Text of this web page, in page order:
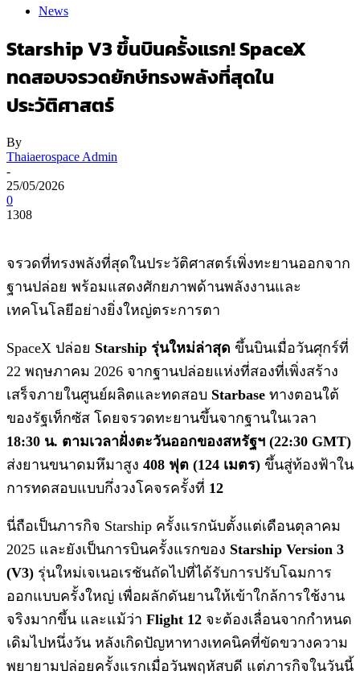
News
Starship V3 ขึ้นบินครั้งแรก! SpaceX
ทดสอบจรวดยักษ์ทรงพลังที่สุดใน
ประวัติศาสตร์
By
Thaiaerospace Admin
-
25/05/2026
0
1308
จรวดที่ทรงพลังที่สุดในประวัติศาสตร์เพิ่งทะยานออกจาก
ฐานปล่อย พร้อมแสดงศักยภาพด้านพลังงานและ
เทคโนโลยีอย่างยิ่งใหญ่ตระการตา
SpaceX ปล่อย Starship รุ่นใหม่ล่าสุด ขึ้นบินเมื่อวันศุกร์ที่
22 พฤษภาคม 2026 จากฐานปล่อยแห่งที่สองที่เพิ่งสร้าง
เสร็จภายในศูนย์ผลิตและทดสอบ Starbase ทางตอนใต้
ของรัฐเท็กซัส โดยจรวดทะยานขึ้นจากฐานในเวลา
18:30 น. ตามเวลาฝั่งตะวันออกของสหรัฐฯ (22:30 GMT)
ส่งยานขนาดมหึมาสูง 408 ฟุต (124 เมตร) ขึ้นสู่ท้องฟ้าใน
การทดสอบแบบกึ่งวงโคจรครั้งที่ 12
นี่ถือเป็นภารกิจ Starship ครั้งแรกนับตั้งแต่เดือนตุลาคม
2025 และยังเป็นการบินครั้งแรกของ Starship Version 3
(V3) รุ่นใหม่เจเนอเรชันถัดไปที่ได้รับการปรับโฉมการ
ออกแบบครั้งใหญ่ เพื่อผลักดันยานให้เข้าใกล้การใช้งาน
จริงมากขึ้น และแม้ว่า Flight 12 จะต้องเลื่อนจากกำหนด
เดิมไปหนึ่งวัน หลังเกิดปัญหาทางเทคนิคที่ขัดขวางความ
พยายามปล่อยครั้งแรกเมื่อวันพฤหัสบดี แต่ภารกิจในวันนี้